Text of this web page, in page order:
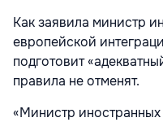
Как заявила министр
европейской
подготовит
правила не отменят.
«Министр